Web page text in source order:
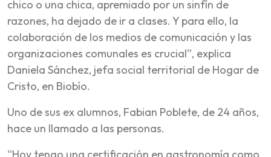
chico o una chica, apremiado por un sinfín de
razones, ha dejado de ir a clases. Y para ello, la
colaboración de los medios de comunicación y las
organizaciones comunales es crucial”, explica
Daniela Sánchez, jefa social territorial de Hogar de
Cristo, en Biobío.
Uno de sus ex alumnos, Fabian Poblete, de 24 años,
hace un llamado a las personas.